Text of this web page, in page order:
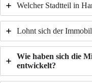
Welcher Stadtteil in
Lohnt sich der
Wie haben sich die
entwickelt?